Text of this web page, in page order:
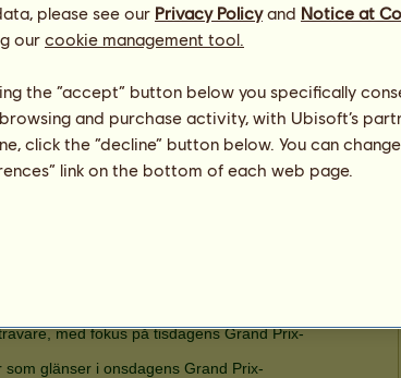
please see our Privacy Policyand Notice at
our cookie management tool.
the “accept” button below you specifically
and purchase activity, with Ubisoft’s
click the “decline” button below. You can
link on the bottom of each web page.